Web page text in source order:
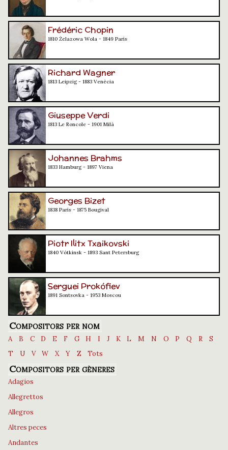
Frédéric Chopin
1810 Żelazowa Wola - 1849 París
Richard Wagner
1813 Leipzig - 1883 Venècia
Giuseppe Verdi
1813 Le Roncole - 1901 Milà
Johannes Brahms
1833 Hamburg - 1897 Viena
Georges Bizet
1838 París - 1875 Bougival
Piotr Ilitx Txaikovski
1840 Vótkinsk - 1893 Sant Petersburg
Serguei Prokófiev
1891 Sontsovka - 1953 Moscou
Compositors per nom
A B C D E F G H I J K L M N O P Q R
S
T
U V W X Y Z Tots
Compositors per gèneres
Adagios
Allegrettos
Allegros
Altres peces
Andantes